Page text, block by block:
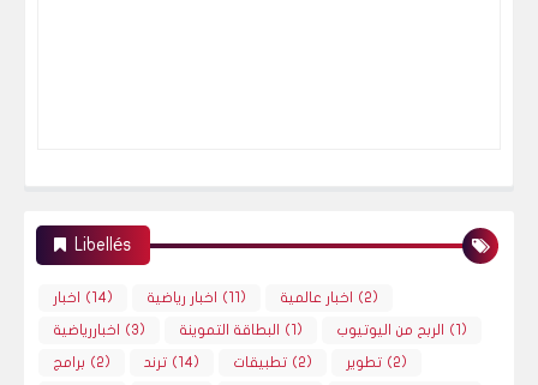
Libellés
اخبار (14) اخبار رياضية (11) اخبار عالمية (2)
اخباررياضية (3) البطاقة التموينة (1) الربح من اليوتيوب (1)
برامج (2) ترند (14) تطبيقات (2) تطوير (2)